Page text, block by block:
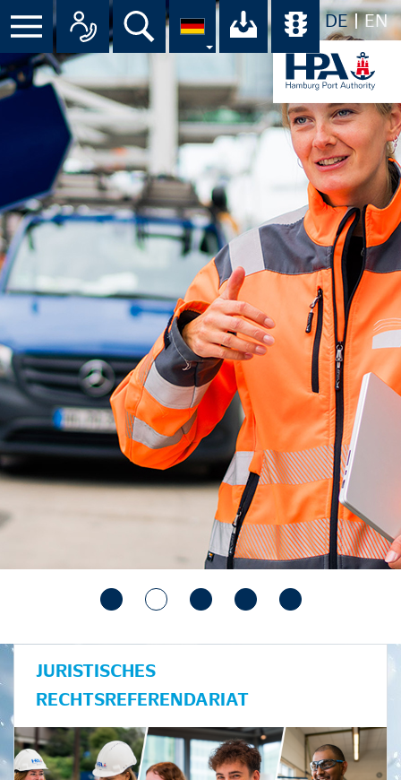
DE EN
Menü Alle Ansprechpartner im
Suche Ihr Download-
JURISTISCHES
RECHTSREFERENDARIAT